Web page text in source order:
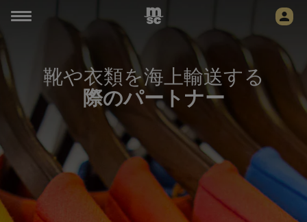
靴や衣類を海上輸送する
際のパートナー